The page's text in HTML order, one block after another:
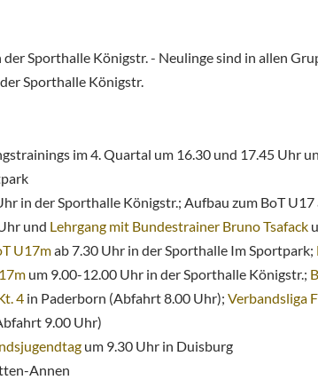
Sporthalle Königstr. - Neulinge sind in allen
Sporthalle Königstr.
im 4. Quartal um 16.30 und 17.45 Uhr
in der Sporthalle Königstr.; Aufbau zum BoT
und Lehrgang mit Bundestrainer Bruno Tsafack
U17mab 7.30 Uhr in der Sporthalle Im Sportpark;
um 9.00-12.00 Uhr in der Sporthalle Königstr.;
4in Paderborn (Abfahrt 8.00 Uhr); Verbandsliga
9.00 Uhr)
um 9.30 Uhr in Duisburg
Annen